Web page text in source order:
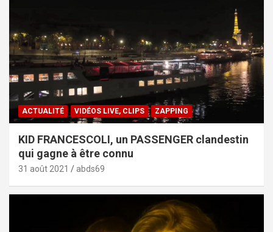
ACTUALITÉ VIDÉOS LIVE, CLIPS ZAPPING
KID FRANCESCOLI, un PASSENGER clandestin
qui gagne à être connu
31 août 2021 abds69